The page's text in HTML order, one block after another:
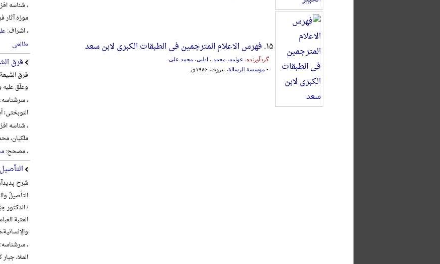
۱۵. فهرس الاعلام المترجمین فی الطبقات الکبری لابن سعد
گردآورنده: عوامه، محمد. ، ادلبی، محمد علی.
• موسسة الرسالة، بیروت، ۱۹۸۶ق.
، شناسه
موزه
، اشراف:
طالعی
فرق
قرق
وعلّق علیه
، سرشناسه:
النوبختی؛
، شناسه
ملکیان،
، مصحح:
شرح
التأصیلُ
/ الدکتور
العتبة
، سرشناسه:
الملا، جبار